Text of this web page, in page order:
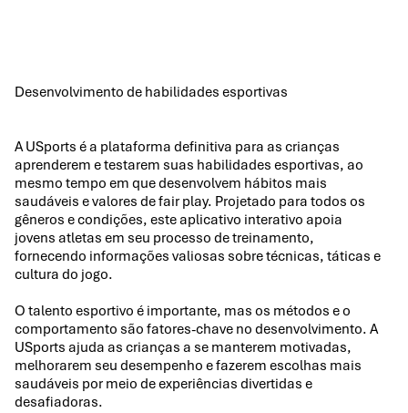
Desenvolvimento de habilidades esportivas
A USports é a plataforma definitiva para as crianças
aprenderem e testarem suas habilidades esportivas, ao
mesmo tempo em que desenvolvem hábitos mais
saudáveis e valores de fair play. Projetado para todos os
gêneros e condições, este aplicativo interativo apoia
jovens atletas em seu processo de treinamento,
fornecendo informações valiosas sobre técnicas, táticas e
cultura do jogo.
O talento esportivo é importante, mas os métodos e o
comportamento são fatores-chave no desenvolvimento. A
USports ajuda as crianças a se manterem motivadas,
melhorarem seu desempenho e fazerem escolhas mais
saudáveis por meio de experiências divertidas e
desafiadoras.